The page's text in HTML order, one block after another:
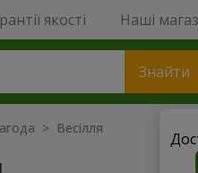
якості Наші
Знайти
> Весілля